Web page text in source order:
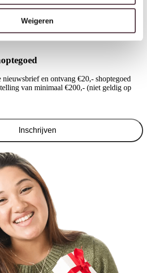
Weigeren
voor extra warmte en gezelligheid. Ook
een rustige uitstraling of juist voor
voor een speels effect. Mix and match is ook
en ontvang €20,- shoptegoed
van minimaal €200,- (niet geldig op
Inschrijven